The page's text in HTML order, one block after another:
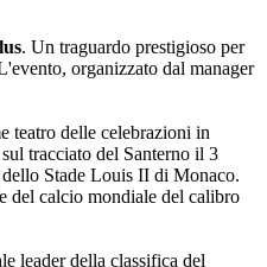
. Un traguardo prestigioso per
organizzato dal manager
teatro delle celebrazioni in
tracciato del Santerno il 3
Stade Louis II di Monaco.
del calcio mondiale del calibro
leader della classifica del